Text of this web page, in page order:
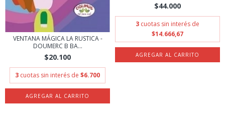
VENTANA MÁGICA LA RUSTICA -
DOUMERC B BA...
$20.100
3 cuotas sin interés de $6.700
$44.000
3 cuotas sin interés de
$14.666,67